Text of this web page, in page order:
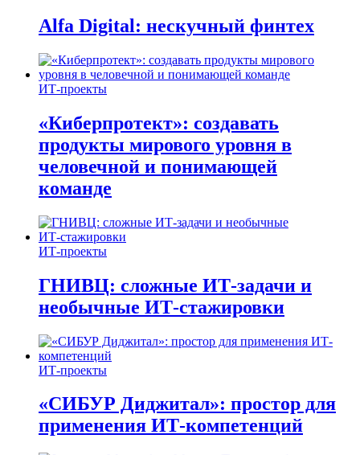
Alfa Digital: нескучный финтех
ИТ-проекты
«Киберпротект»: создавать
продукты мирового уровня в
человечной и понимающей
команде
ИТ-проекты
ГНИВЦ: сложные ИТ‑задачи и
необычные ИТ‑стажировки
ИТ-проекты
«СИБУР Диджитал»: простор для
применения ИТ-компетенций